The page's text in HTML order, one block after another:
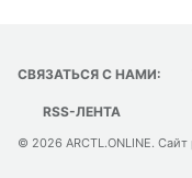
СВЯЗАТЬСЯ С НАМИ:
RSS-ЛЕНТА
© 2026 ARCTL.ONLINE. Сайт